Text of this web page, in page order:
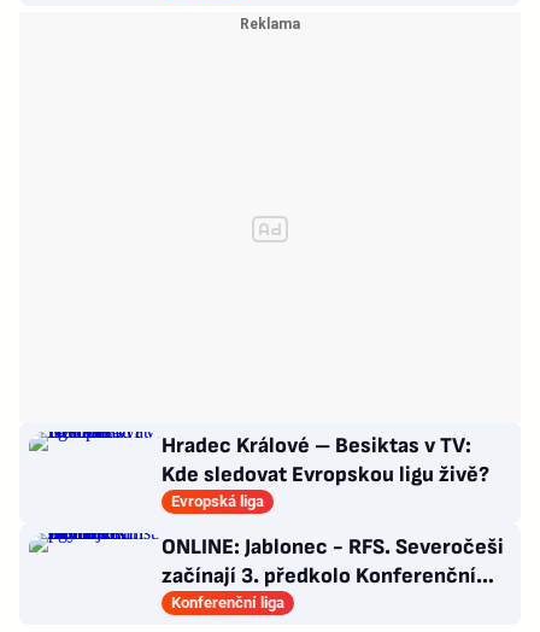
Hradec Králové – Besiktas v TV:
Kde sledovat Evropskou ligu živě?
Evropská liga
ONLINE: Jablonec - RFS. Severočeši
začínají 3. předkolo Konferenční
ligy na domácím hřišti
Konferenční liga